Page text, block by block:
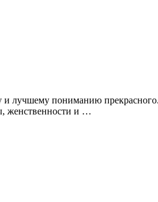
лучшему пониманию
женственности и …